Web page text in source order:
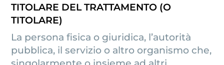
TITOLARE DEL TRATTAMENTO (O
TITOLARE)
La persona fisica o giuridica, l’autorità
pubblica, il servizio o altro organismo che,